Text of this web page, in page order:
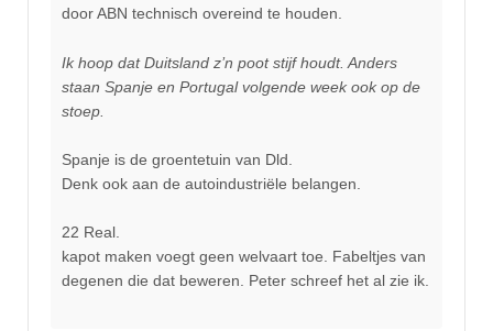
door ABN technisch overeind te houden.
Ik hoop dat Duitsland z’n poot stijf houdt. Anders
staan Spanje en Portugal volgende week ook op de
stoep.
Spanje is de groentetuin van Dld.
Denk ook aan de autoindustriële belangen.
22 Real.
kapot maken voegt geen welvaart toe. Fabeltjes van
degenen die dat beweren. Peter schreef het al zie ik.